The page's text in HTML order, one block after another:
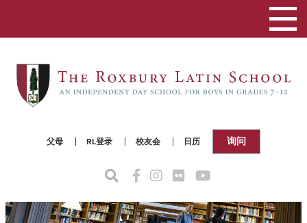
父母 RL登录 校友会 日历 询问
切
换
导